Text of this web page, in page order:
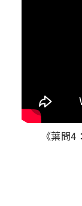
《葉問4：